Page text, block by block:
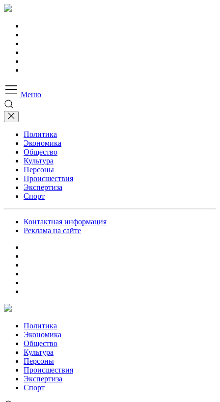
Меню
Политика
Экономика
Общество
Культура
Персоны
Происшествия
Экспертиза
Спорт
Контактная информация
Реклама на сайте
Политика
Экономика
Общество
Культура
Персоны
Происшествия
Экспертиза
Спорт